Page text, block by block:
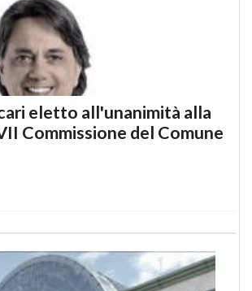
eletto all'unanimità alla
Commissione del Comune